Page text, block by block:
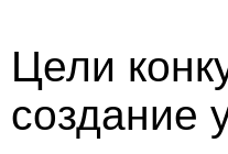
Цели
создание